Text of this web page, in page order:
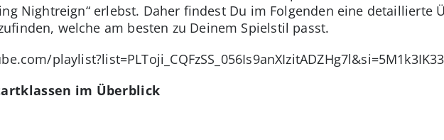
Nightreign“ erlebst. Daher findest Du im Folgenden eine detaillierte
welche am besten zu Deinem Spielstil passt.
im Überblick